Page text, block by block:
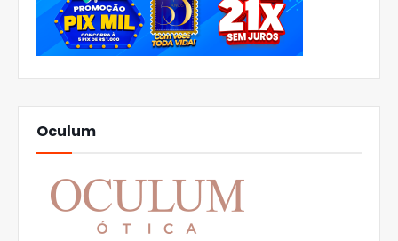
Oculum